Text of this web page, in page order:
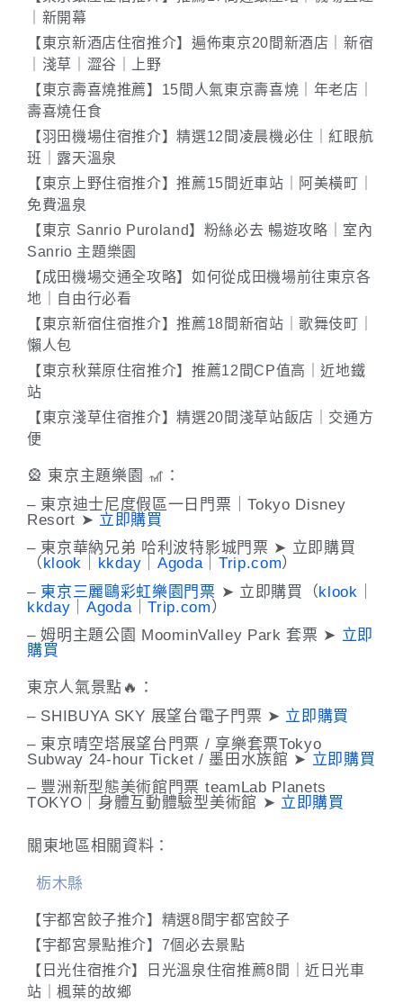
｜新開幕
【東京新酒店住宿推介】遍佈東京20間新酒店｜新宿
｜淺草｜澀谷｜上野
【東京壽喜燒推薦】15間人氣東京壽喜燒｜年老店｜
壽喜燒任食
【羽田機場住宿推介】精選12間凌晨機必住｜紅眼航
班｜露天溫泉
【東京上野住宿推介】推薦15間近車站｜阿美橫町｜
免費溫泉
【東京 Sanrio Puroland】粉絲必去 暢遊攻略｜室內
Sanrio 主題樂園
【成田機場交通全攻略】如何從成田機場前往東京各
地｜自由行必看
【東京新宿住宿推介】推薦18間新宿站｜歌舞伎町｜
懶人包
【東京秋葉原住宿推介】推薦12間CP值高｜近地鐵
站
【東京淺草住宿推介】精選20間淺草站飯店｜交通方
便
🎡 東京主題樂園 🎢：
– 東京迪士尼度假區一日門票｜Tokyo Disney
Resort ➤ 立即購買
– 東京華納兄弟 哈利波特影城門票 ➤ 立即購買
（klook kkday Agoda｜ Trip.com）
– 東京三麗鷗彩虹樂園門票 ➤ 立即購買（klook
kkday ｜Agoda ｜Trip.com ）
– 姆明主題公園 MoominValley Park 套票 ➤ 立即
購買
東京人氣景點🔥：
– SHIBUYA SKY 展望台電子門票 ➤ 立即購買
– 東京晴空塔展望台門票 / 享樂套票Tokyo
Subway 24-hour Ticket / 墨田水族館 ➤ 立即購買
– 豐洲新型態美術館門票 teamLab Planets
TOKYO｜身體互動體驗型美術館 ➤ 立即購買
關東地區相關資料：
栃木縣
【宇都宮餃子推介】精選8間宇都宮餃子
【宇都宮景點推介】7個必去景點
【日光住宿推介】日光溫泉住宿推薦8間｜近日光車
站｜楓葉的故鄉